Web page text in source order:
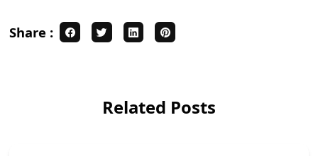
Share :
Related Posts